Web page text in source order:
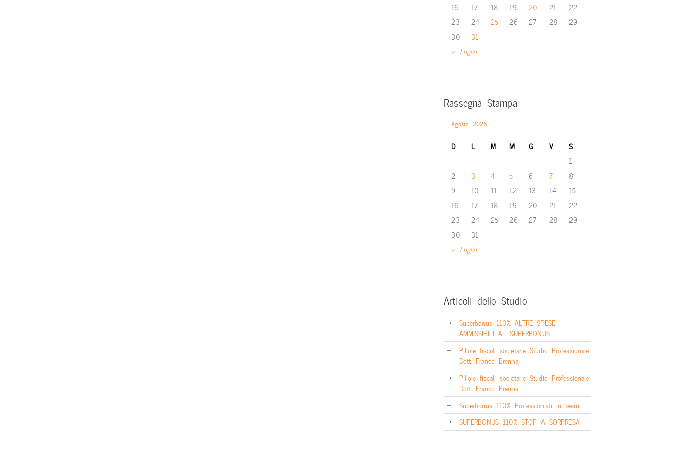
« Luglio
16
17 18 19 20 21
22
23
24 25 26 27 28
29
30
31
Rassegna Stampa
Agosto 2026
D L M M G V S
« Luglio
1
2
3 4 5 6 7
8
9
10 11 12 13 14
15
16
17 18 19 20 21
22
23
24 25 26 27 28
29
30
31
Articoli dello Studio
Superbonus 110% ALTRE SPESE
AMMISSIBILI AL SUPERBONUS
Pillole fiscali societarie Studio Professionale
Dott. Franco Brenna
Pillole fiscali societarie Studio Professionale
Dott. Franco Brenna
Superbonus 110% Professionisti in team
SUPERBONUS 110% STOP A SORPRESA